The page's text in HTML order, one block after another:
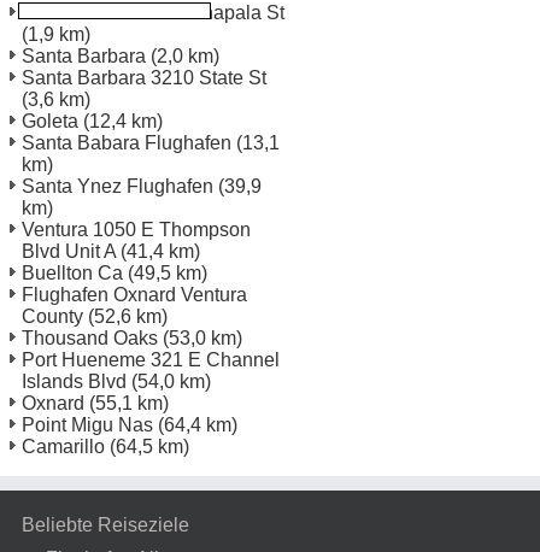
Santa Barbara 601 Chapala St
(1,9 km)
Santa Barbara (2,0 km)
Santa Barbara 3210 State St
(3,6 km)
Goleta (12,4 km)
Santa Babara Flughafen (13,1
km)
Santa Ynez Flughafen (39,9
km)
Ventura 1050 E Thompson
Blvd Unit A (41,4 km)
Buellton Ca (49,5 km)
Flughafen Oxnard Ventura
County (52,6 km)
Thousand Oaks (53,0 km)
Port Hueneme 321 E Channel
Islands Blvd (54,0 km)
Oxnard (55,1 km)
Point Migu Nas (64,4 km)
Camarillo (64,5 km)
Beliebte Reiseziele